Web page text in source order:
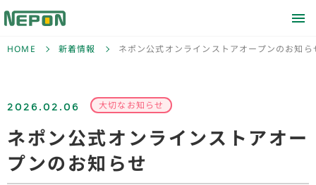
HOME 新着情報 ネポン公式オンラインストアオープンのお知ら
2026.02.06 大切なお知らせ
ネポン公式オンラインストアオー
プンのお知らせ